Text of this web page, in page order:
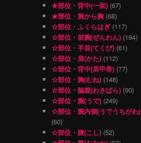
★部位・背中(一面) (67)
★部位・腕から胸 (68)
☆部位・ふくらはぎ (117)
☆部位・前腕(ぜんわん) (194)
☆部位・手首(てくび) (61)
☆部位・肩(かた) (112)
☆部位・背中(肩甲骨) (77)
☆部位・胸(むね) (148)
☆部位・脇腹(わきばら) (90)
☆部位・腕(うで) (249)
☆部位・腕内側(うでうちがわ)
(60)
☆部位・腰(こし) (52)